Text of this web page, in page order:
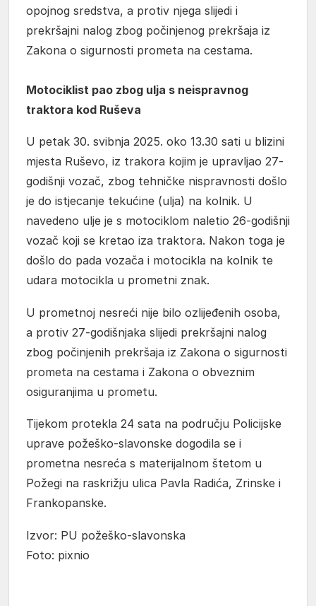
opojnog sredstva, a protiv njega slijedi i
prekršajni nalog zbog počinjenog prekršaja iz
Zakona o sigurnosti prometa na cestama.
Motociklist pao zbog ulja s neispravnog
traktora kod Ruševa
U petak 30. svibnja 2025. oko 13.30 sati u blizini
mjesta Ruševo, iz trakora kojim je upravljao 27-
godišnji vozač, zbog tehničke nispravnosti došlo
je do istjecanje tekućine (ulja) na kolnik. U
navedeno ulje je s motociklom naletio 26-godišnji
vozač koji se kretao iza traktora. Nakon toga je
došlo do pada vozača i motocikla na kolnik te
udara motocikla u prometni znak.
U prometnoj nesreći nije bilo ozlijeđenih osoba,
a protiv 27-godišnjaka slijedi prekršajni nalog
zbog počinjenih prekršaja iz Zakona o sigurnosti
prometa na cestama i Zakona o obveznim
osiguranjima u prometu.
Tijekom protekla 24 sata na području Policijske
uprave požeško-slavonske dogodila se i
prometna nesreća s materijalnom štetom u
Požegi na raskrižju ulica Pavla Radića, Zrinske i
Frankopanske.
Izvor: PU požeško-slavonska
Foto: pixnio